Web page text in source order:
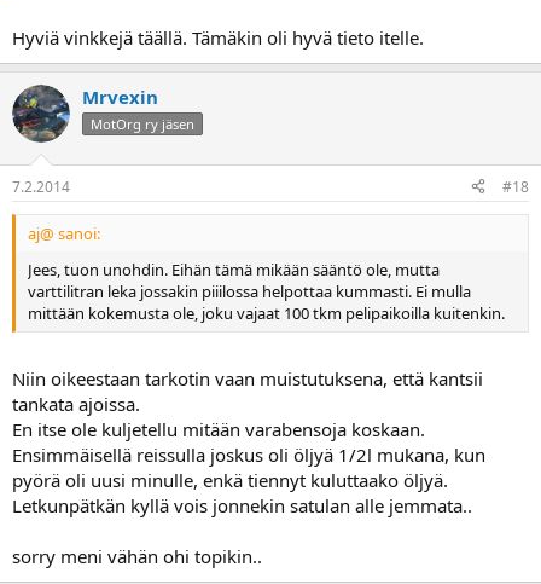
Hyviä vinkkejä täällä. Tämäkin oli hyvä tieto itelle.
Mrvexin
MotOrg ry jäsen
7.2.2014 #18
aj@ sanoi:
Jees, tuon unohdin. Eihän tämä mikään sääntö ole, mutta
varttilitran leka jossakin piiilossa helpottaa kummasti. Ei mulla
mittään kokemusta ole, joku vajaat 100 tkm pelipaikoilla kuitenkin.
Niin oikeestaan tarkotin vaan muistutuksena, että kantsii
tankata ajoissa.
En itse ole kuljetellu mitään varabensoja koskaan.
Ensimmäisellä reissulla joskus oli öljyä 1/2l mukana, kun
pyörä oli uusi minulle, enkä tiennyt kuluttaako öljyä.
Letkunpätkän kyllä vois jonnekin satulan alle jemmata..
sorry meni vähän ohi topikin..